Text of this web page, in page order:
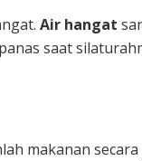
Air hangat
saat
makanan